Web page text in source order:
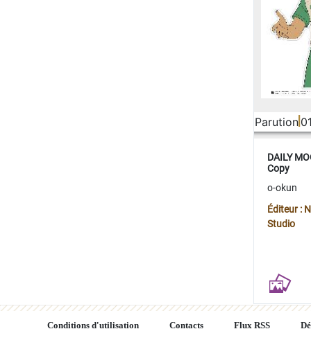
Parution
DAILY
Copy
o-okun
Éditeur :
Studio
Conditions d'utilisation Contacts Flux RSS